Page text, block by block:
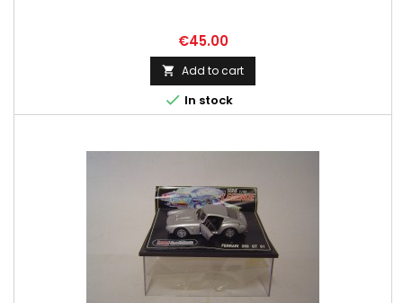
Price
€45.00
 Add to cart
 In stock